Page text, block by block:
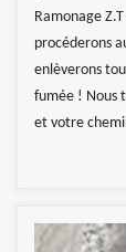
Ramonage
procéderons
enlèverons
fumée ! Nous
et votre